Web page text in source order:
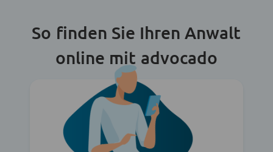
So finden Sie Ihren Anwalt
online mit advocado